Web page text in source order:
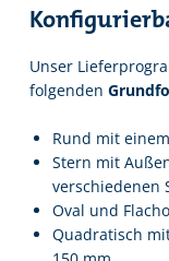
Unser
folgenden
Rund mit
Stern mit
verschiedenen
Oval und
Quadratisch